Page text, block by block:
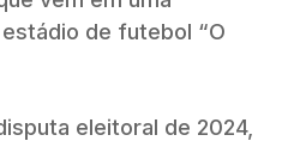
de futebol “O
eleitoral de 2024,